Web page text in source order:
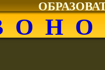
05:27
О Н